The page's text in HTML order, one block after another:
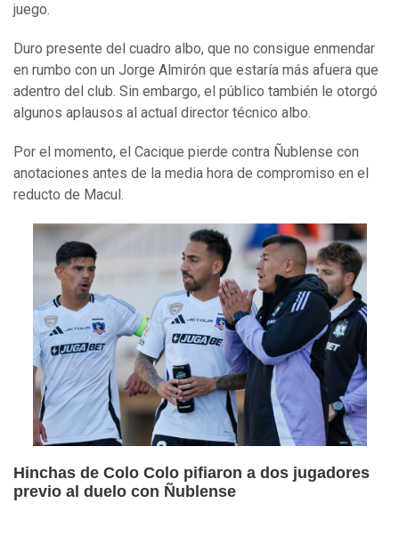
juego.
Duro presente del cuadro albo, que no consigue enmendar
en rumbo con un Jorge Almirón que estaría más afuera que
adentro del club. Sin embargo, el público también le otorgó
algunos aplausos al actual director técnico albo.
Por el momento, el Cacique pierde contra Ñublense con
anotaciones antes de la media hora de compromiso en el
reducto de Macul.
Hinchas de Colo Colo pifiaron a dos jugadores
previo al duelo con Ñublense